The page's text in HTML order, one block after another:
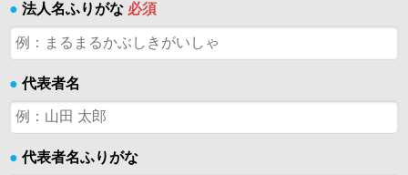
● 法人名ふりがな 必須
● 代表者名
● 代表者名ふりがな